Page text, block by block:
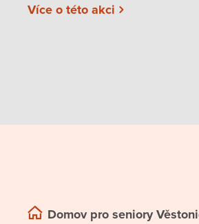
Více o této akci
Domov pro seniory